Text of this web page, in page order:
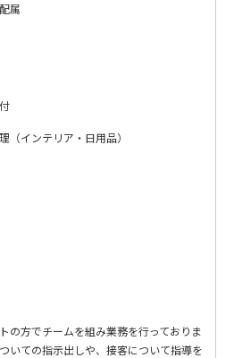
属
（インテリア・日用品）
の⽅でチームを組み業務を⾏っておりま
いての指⽰出しや、接客について指導を